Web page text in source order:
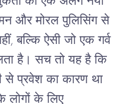
और मोरल पुलिसिंग से
, बल्कि ऐसी जो एक गर्व
है। सच तो यह है कि
से प्रवेश का कारण था
लोगों के लिए